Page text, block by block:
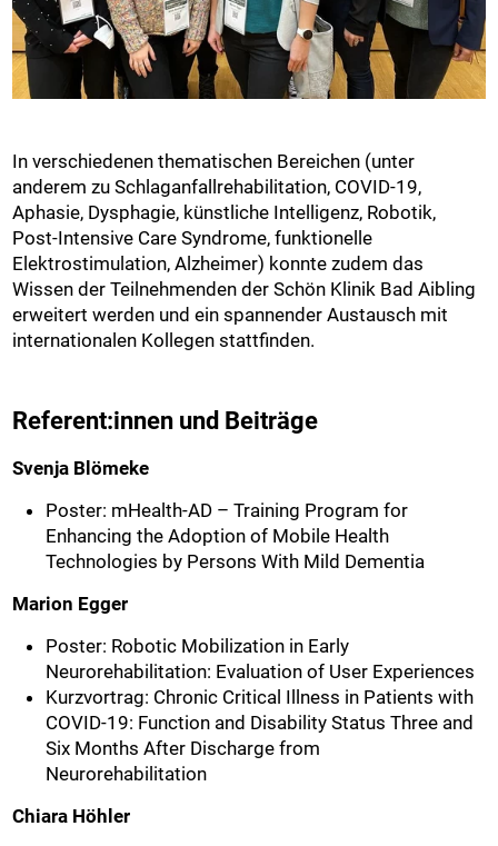
In verschiedenen thematischen Bereichen (unter
anderem zu Schlaganfallrehabilitation, COVID-19,
Aphasie, Dysphagie, künstliche Intelligenz, Robotik,
Post-Intensive Care Syndrome, funktionelle
Elektrostimulation, Alzheimer) konnte zudem das
Wissen der Teilnehmenden der Schön Klinik Bad Aibling
erweitert werden und ein spannender Austausch mit
internationalen Kollegen stattfinden.
Referent:innen und Beiträge
Svenja Blömeke
Poster: mHealth-AD – Training Program for
Enhancing the Adoption of Mobile Health
Technologies by Persons With Mild Dementia
Marion Egger
Poster: Robotic Mobilization in Early
Neurorehabilitation: Evaluation of User Experiences
Kurzvortrag: Chronic Critical Illness in Patients with
COVID-19: Function and Disability Status Three and
Six Months After Discharge from
Neurorehabilitation
Chiara Höhler